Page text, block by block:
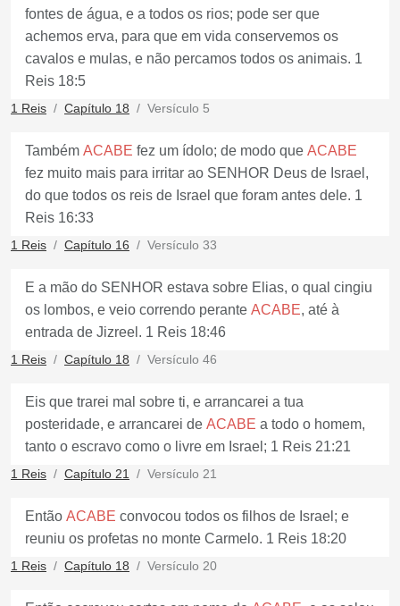
fontes de água, e a todos os rios; pode ser que
achemos erva, para que em vida conservemos os
cavalos e mulas, e não percamos todos os animais. 1
Reis 18:5
1 Reis Capítulo 18 Versículo 5
Também ACABE fez um ídolo; de modo que ACABE
fez muito mais para irritar ao SENHOR Deus de Israel,
do que todos os reis de Israel que foram antes dele. 1
Reis 16:33
1 Reis Capítulo 16 Versículo 33
E a mão do SENHOR estava sobre Elias, o qual cingiu
os lombos, e veio correndo perante ACABE, até à
entrada de Jizreel. 1 Reis 18:46
1 Reis Capítulo 18 Versículo 46
Eis que trarei mal sobre ti, e arrancarei a tua
posteridade, e arrancarei de ACABE a todo o homem,
tanto o escravo como o livre em Israel; 1 Reis 21:21
1 Reis Capítulo 21 Versículo 21
Então ACABE convocou todos os filhos de Israel; e
reuniu os profetas no monte Carmelo. 1 Reis 18:20
1 Reis Capítulo 18 Versículo 20